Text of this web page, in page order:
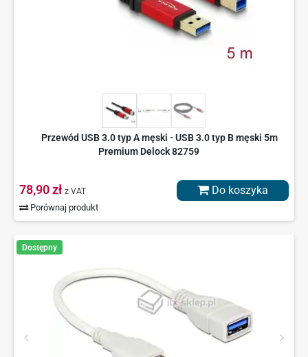
Przewód USB 3.0 typ A męski - USB 3.0 typ B męski 5m
Premium Delock 82759
78,90 zł z VAT
Porównaj produkt
Do koszyka
Dostępny